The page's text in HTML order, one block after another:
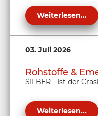
Weiterlesen...
03. Juli 2026
Rohstoffe &
SILBER - Ist der
Weiterlesen...